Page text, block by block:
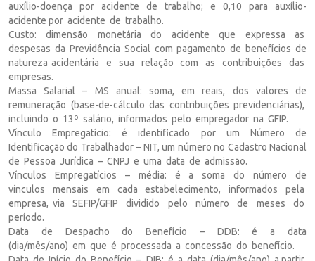
auxílio-doença por acidente de trabalho; e 0,10 para auxílio-
acidente por acidente de trabalho.
Custo: dimensão monetária do acidente que expressa as
despesas da Previdência Social com pagamento de benefícios de
natureza acidentária e sua relação com as contribuições das
empresas.
Massa Salarial – MS anual: soma, em reais, dos valores de
remuneração (base-de-cálculo das contribuições previdenciárias),
incluindo o 13º salário, informados pelo empregador na GFIP.
Vínculo Empregatício: é identificado por um Número de
Identificação do Trabalhador – NIT, um número no Cadastro Nacional
de Pessoa Jurídica – CNPJ e uma data de admissão.
Vínculos Empregatícios – média: é a soma do número de
vínculos mensais em cada estabelecimento, informados pela
empresa, via SEFIP/GFIP dividido pelo número de meses do
período.
Data de Despacho do Benefício – DDB: é a data
(dia/mês/ano) em que é processada a concessão do benefício.